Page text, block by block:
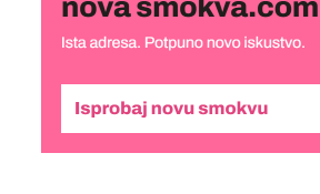
Lucija